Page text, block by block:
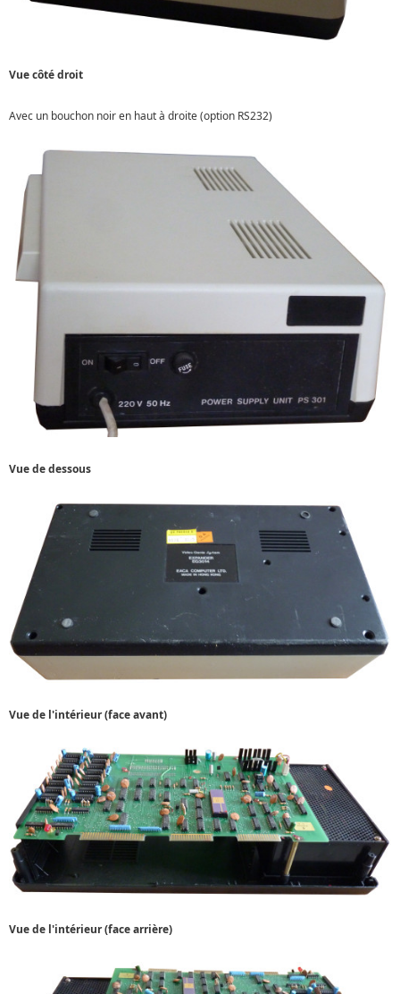
Vue côté droit
Avec un bouchon noir en haut à droite (option RS232)
Vue de dessous
Vue de l'intérieur (face avant)
Vue de l'intérieur (face arrière)